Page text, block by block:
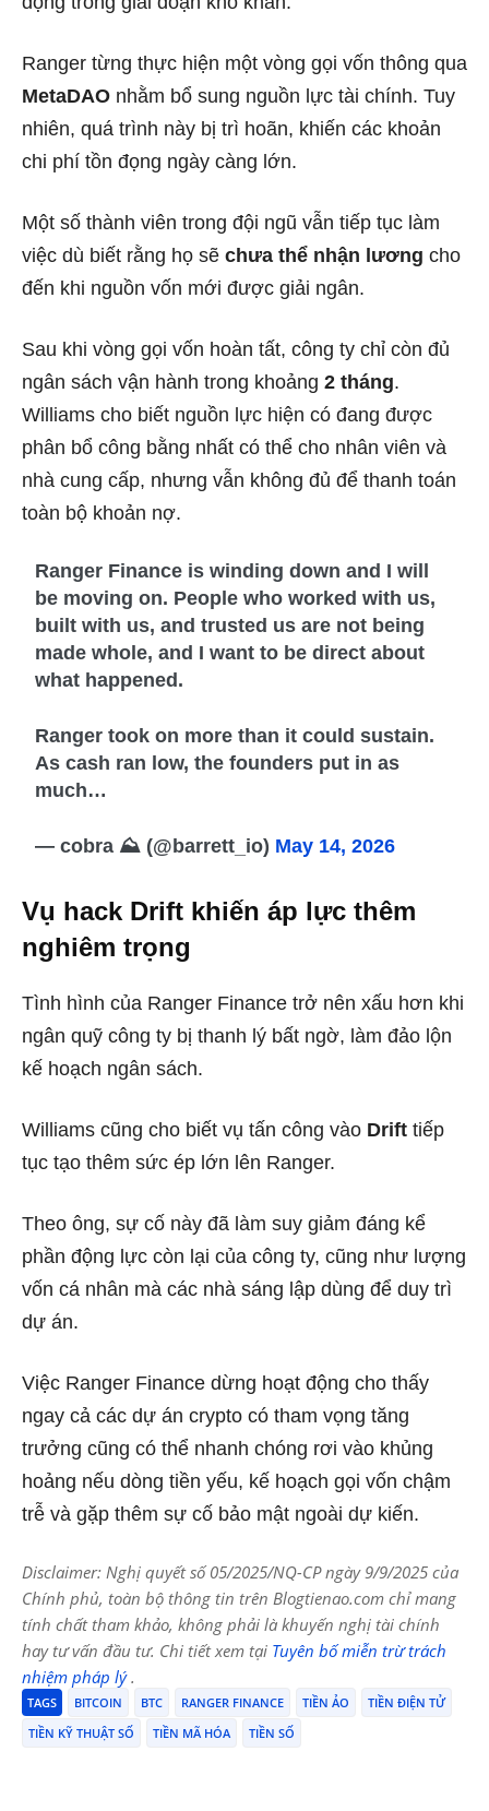
Ranger từng thực hiện một vòng gọi vốn thông qua
MetaDAO nhằm bổ sung nguồn lực tài chính. Tuy
nhiên, quá trình này bị trì hoãn, khiến các khoản
chi phí tồn đọng ngày càng lớn.
Một số thành viên trong đội ngũ vẫn tiếp tục làm
việc dù biết rằng họ sẽ chưa thể nhận lương cho
đến khi nguồn vốn mới được giải ngân.
Sau khi vòng gọi vốn hoàn tất, công ty chỉ còn đủ
ngân sách vận hành trong khoảng 2 tháng.
Williams cho biết nguồn lực hiện có đang được
phân bổ công bằng nhất có thể cho nhân viên và
nhà cung cấp, nhưng vẫn không đủ để thanh toán
toàn bộ khoản nợ.
Ranger Finance is winding down and I will
be moving on. People who worked with us,
built with us, and trusted us are not being
made whole, and I want to be direct about
what happened.
Ranger took on more than it could sustain.
As cash ran low, the founders put in as
much…
— cobra ⛰️ (@barrett_io) May 14, 2026
Vụ hack Drift khiến áp lực thêm
nghiêm trọng
Tình hình của Ranger Finance trở nên xấu hơn khi
ngân quỹ công ty bị thanh lý bất ngờ, làm đảo lộn
kế hoạch ngân sách.
Williams cũng cho biết vụ tấn công vào Drift tiếp
tục tạo thêm sức ép lớn lên Ranger.
Theo ông, sự cố này đã làm suy giảm đáng kể
phần động lực còn lại của công ty, cũng như lượng
vốn cá nhân mà các nhà sáng lập dùng để duy trì
dự án.
Việc Ranger Finance dừng hoạt động cho thấy
ngay cả các dự án crypto có tham vọng tăng
trưởng cũng có thể nhanh chóng rơi vào khủng
hoảng nếu dòng tiền yếu, kế hoạch gọi vốn chậm
trễ và gặp thêm sự cố bảo mật ngoài dự kiến.
Disclaimer: Nghị quyết số 05/2025/NQ-CP ngày 9/9/2025 của
Chính phủ, toàn bộ thông tin trên Blogtienao.com chỉ mang
tính chất tham khảo, không phải là khuyến nghị tài chính
hay tư vấn đầu tư. Chi tiết xem tại Tuyên bố miễn trừ trách
nhiệm pháp lý.
TAGS BITCOIN BTC RANGER FINANCE TIỀN ẢO
TIỀN ĐIỆN TỬ
TIỀN KỸ THUẬT SỐ
TIỀN MÃ HÓA TIỀN SỐ